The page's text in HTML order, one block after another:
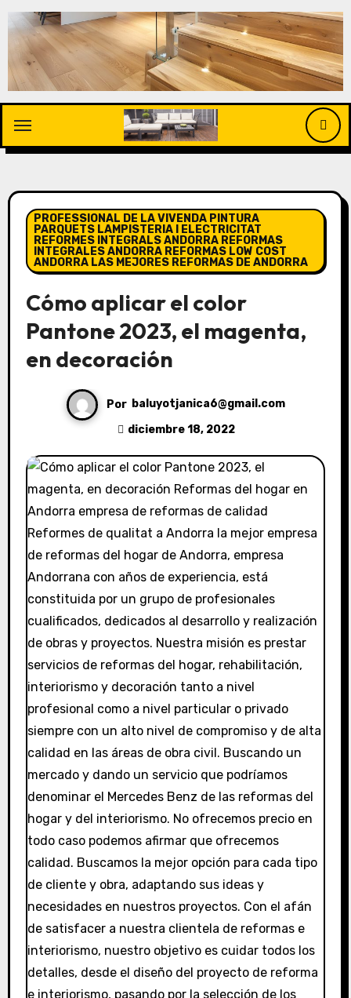
Saltar
al
contenido
PROFESSIONAL DE LA VIVENDA PINTURA
PARQUETS LAMPISTERIA I ELECTRICITAT
REFORMES INTEGRALS ANDORRA REFORMAS
INTEGRALES ANDORRA REFORMAS LOW COST
ANDORRA LAS MEJORES REFORMAS DE ANDORRA
Cómo aplicar el color
Pantone 2023, el magenta,
en decoración
Por baluyotjanica6@gmail.com
diciembre 18, 2022